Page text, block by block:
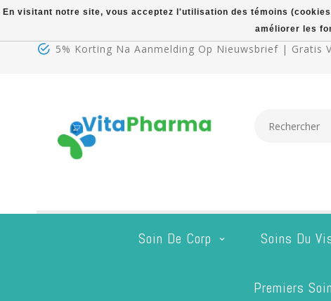
5% Korting Na Aanmelding Op Nieuwsbrief | Gratis
Soin De Corp Soins Du
Premiers
En visitant notre site, vous acceptez l'utilisation des témoins
améliorer les